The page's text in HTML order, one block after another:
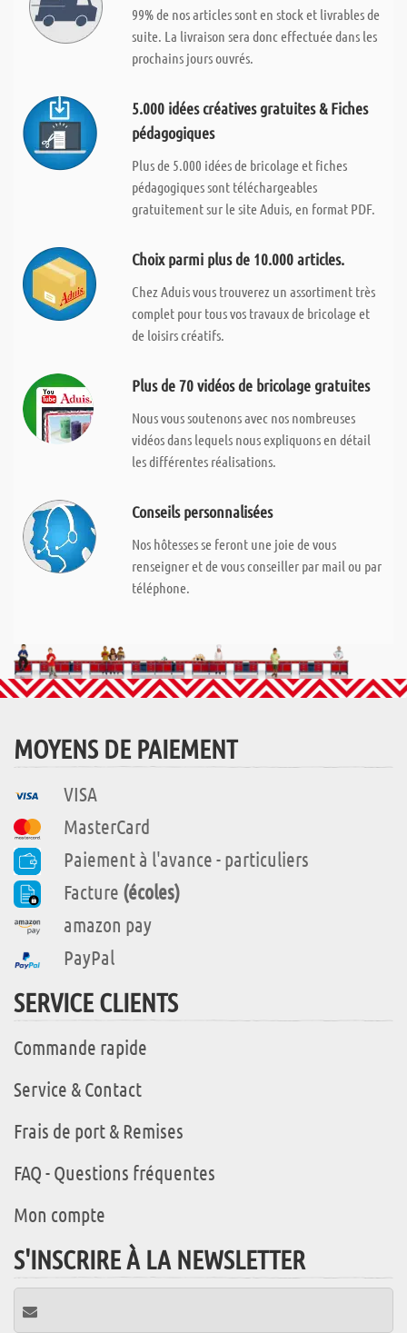
99% de nos articles sont en stock et livrables de
suite. La livraison sera donc effectuée dans les
prochains jours ouvrés.
5.000 idées créatives gratuites & Fiches
pédagogiques
Plus de 5.000 idées de bricolage et fiches
pédagogiques sont téléchargeables
gratuitement sur le site Aduis, en format PDF.
Choix parmi plus de 10.000 articles.
Chez Aduis vous trouverez un assortiment très
complet pour tous vos travaux de bricolage et
de loisirs créatifs.
Plus de 70 vidéos de bricolage gratuites
Nous vous soutenons avec nos nombreuses
vidéos dans lequels nous expliquons en détail
les différentes réalisations.
Conseils personnalisées
Nos hôtesses se feront une joie de vous
renseigner et de vous conseiller par mail ou par
téléphone.
MOYENS DE PAIEMENT
VISA
MasterCard
Paiement à l'avance - particuliers
Facture (écoles)
amazon pay
PayPal
SERVICE CLIENTS
Commande rapide
Service & Contact
Frais de port & Remises
FAQ - Questions fréquentes
Mon compte
S'INSCRIRE À LA NEWSLETTER